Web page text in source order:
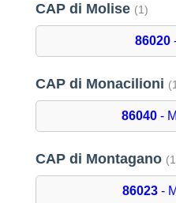
CAP di Molise (1)
86020
CAP di Monacilioni
86040-
CAP di Montagano
86023-